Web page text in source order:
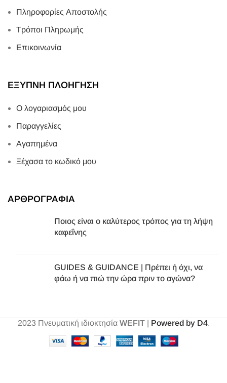
Πληροφορίες Αποστολής
Τρόποι Πληρωμής
Επικοινωνία
ΕΞΥΠΝΗ ΠΛΟΗΓΗΣΗ
Ο λογαριασμός μου
Παραγγελίες
Αγαπημένα
Ξέχασα το κωδικό μου
ΑΡΘΡΟΓΡΑΦΙΑ
Ποιος είναι ο καλύτερος τρόπος για τη λήψη
καφεΐνης
GUIDES & GUIDANCE | Πρέπει ή όχι, να
φάω ή να πιώ την ώρα πριν το αγώνα?
2023 Πνευματική ιδιοκτησία WEFIT| Powered by D4.